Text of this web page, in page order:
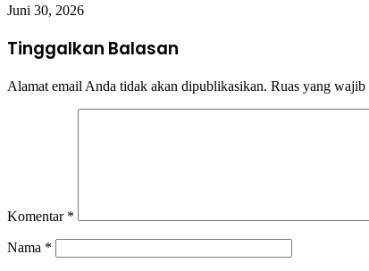
Juni 30, 2026
Tinggalkan Balasan
Alamat email Anda tidak akan dipublikasikan. Ruas yang wajib
Komentar *
Nama *